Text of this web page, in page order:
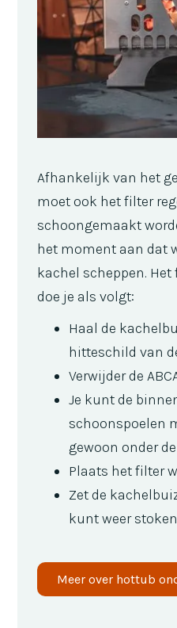
Afhankelijk van het
moet ook het filter
schoongemaakt
het moment aan dat
kachel scheppen.
doe je als volgt:
Haal de
hitteschild van
Verwijder de
Je kunt de
schoonspoelen
gewoon onder
Plaats het filter
Zet de
kunt weer
Meer over hottub